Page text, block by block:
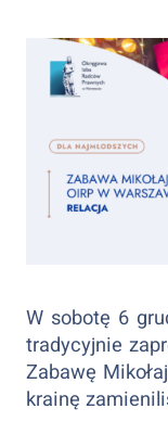
W sobotę 6
tradycyjnie
Zabawę
krainę